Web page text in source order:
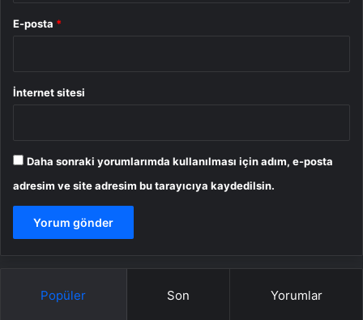
E-posta *
İnternet sitesi
Daha sonraki yorumlarımda kullanılması için adım, e-posta
adresim ve site adresim bu tarayıcıya kaydedilsin.
Popüler Son Yorumlar